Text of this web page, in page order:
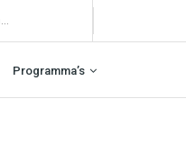
Programma’s